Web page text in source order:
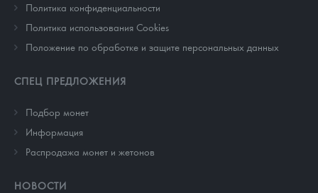
Политика конфиденциальности
Политика использования Cookies
Положение по обработке и защите персональных данных
СПЕЦ ПРЕДЛОЖЕНИЯ
Подбор монет
Информация
Распродажа монет и жетонов
НОВОСТИ